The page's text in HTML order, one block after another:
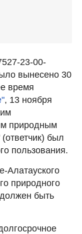
23-00-
вынесено 30
время
, 13 ноября
природным
был
пользования.
Алатауского
природного
быть